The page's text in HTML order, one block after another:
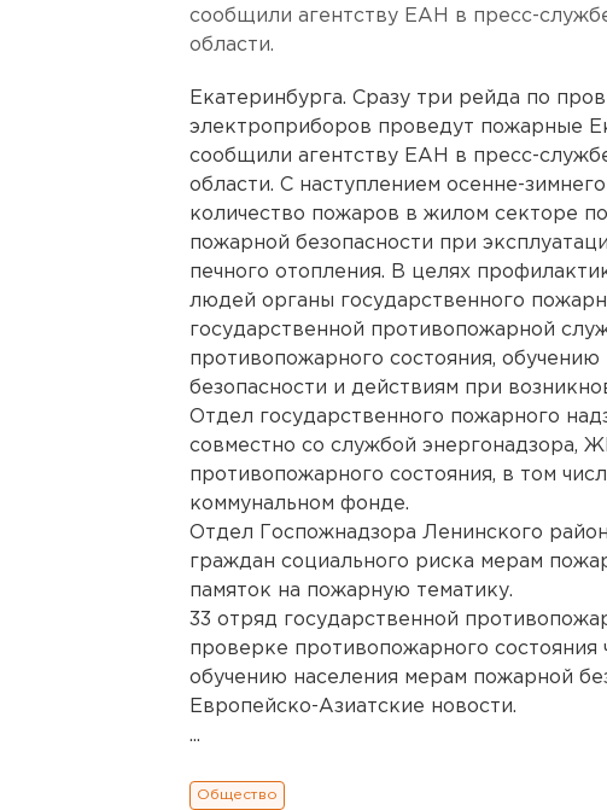
сообщили агентству ЕАН в пресс-
области.
Екатеринбурга. Сразу три рейда по
электроприборов проведут пожарные
сообщили агентству ЕАН в пресс-
области. С наступлением осенне-
количество пожаров в жилом секторе
пожарной безопасности при
печного отопления. В целях
людей органы государственного
государственной противопожарной
противопожарного состояния,
безопасности и действиям при
Отдел государственного пожарного
совместно со службой энергонадзора,
противопожарного состояния, в том
коммунальном фонде.
Отдел Госпожнадзора Ленинского
граждан социального риска мерам
памяток на пожарную тематику.
33 отряд государственной
проверке противопожарного состояния
обучению населения мерам пожарной
Европейско-Азиатские новости.
...
Общество